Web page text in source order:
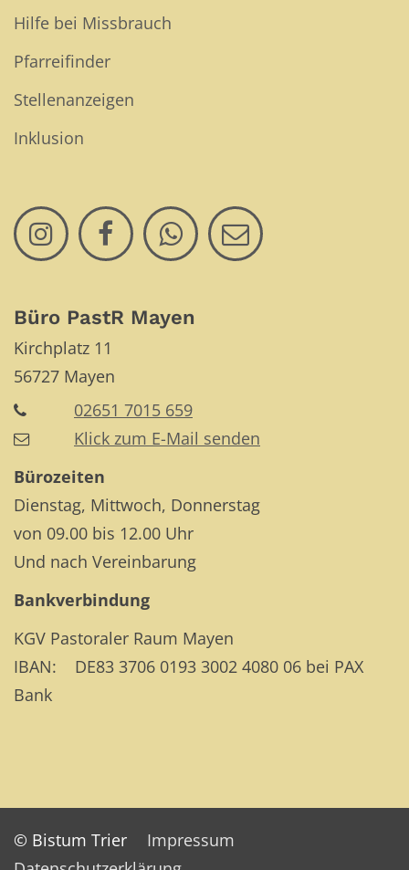
Hilfe bei Missbrauch
Pfarreifinder
Stellenanzeigen
Inklusion
Büro PastR Mayen
Kirchplatz 11
56727 Mayen
02651 7015 659
Klick zum E-Mail senden
Bürozeiten
Dienstag, Mittwoch, Donnerstag
von 09.00 bis 12.00 Uhr
Und nach Vereinbarung
Bankverbindung
KGV Pastoraler Raum Mayen
IBAN: DE83 3706 0193 3002 4080 06 bei PAX
Bank
© Bistum Trier
Impressum